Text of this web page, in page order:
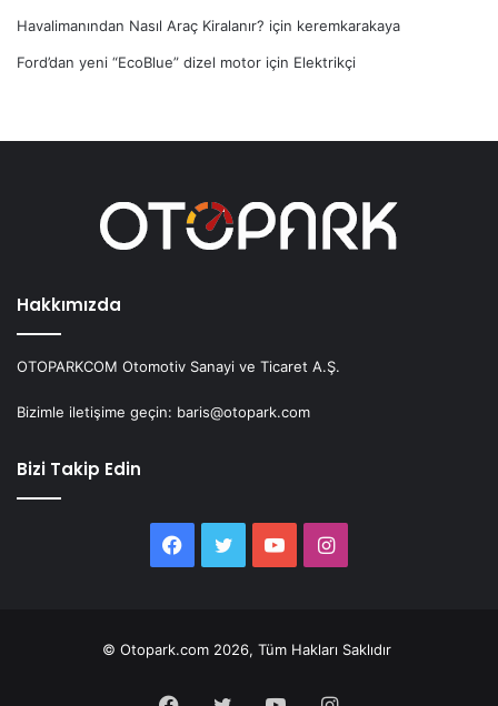
Havalimanından Nasıl Araç Kiralanır? için keremkarakaya
Ford’dan yeni “EcoBlue” dizel motor için Elektrikçi
Hakkımızda
OTOPARKCOM Otomotiv Sanayi ve Ticaret A.Ş.
Bizimle iletişime geçin: baris@otopark.com
Bizi Takip Edin
Facebook
Twitter YouTubeInstagram
© Otopark.com 2026, Tüm Hakları Saklıdır